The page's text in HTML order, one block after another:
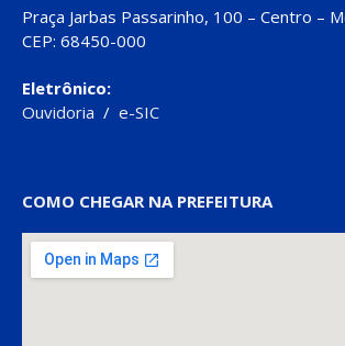
Praça Jarbas Passarinho, 100 – Centro –
CEP: 68450-000
Eletrônico:
Ouvidoria / e-SIC
COMO CHEGAR NA PREFEITURA